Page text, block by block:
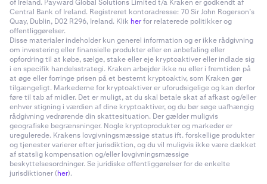
of Ireland. Payward Global Solutions Limited t/a Kraken er godkendt af
Central Bank of Ireland. Registreret kontoradresse: 70 Sir John Rogerson’s
Quay, Dublin, D02 R296, Ireland. Klik herfor relaterede politikker og
offentliggørelser.
Disse materialer indeholder kun generel information og er ikke rådgivning
om investering eller finansielle produkter eller en anbefaling eller
opfordring til at købe, sælge, stake eller eje kryptoaktiver eller indlade sig
i en specifik handelsstrategi. Kraken arbejder ikke nu eller i fremtiden på
at øge eller forringe prisen på et bestemt kryptoaktiv, som Kraken gør
tilgængeligt. Markederne for kryptoaktiver er uforudsigelige og kan derfor
føre til tab af midler. Det er muligt, at du skal betale skat af afkast og/eller
enhver stigning i værdien af dine kryptoaktiver, og du bør søge uafhængig
rådgivning vedrørende din skattesituation. Der gælder muligvis
geografiske begrænsninger. Nogle kryptoprodukter og markeder er
uregulerede. Krakens lovgivningsmæssige status ift. forskellige produkter
og tjenester varierer efter jurisdiktion, og du vil muligvis ikke være dækket
af statslig kompensation og/eller lovgivningsmæssige
beskyttelsesordninger. Se juridiske offentliggørelser for de enkelte
jurisdiktioner (her).